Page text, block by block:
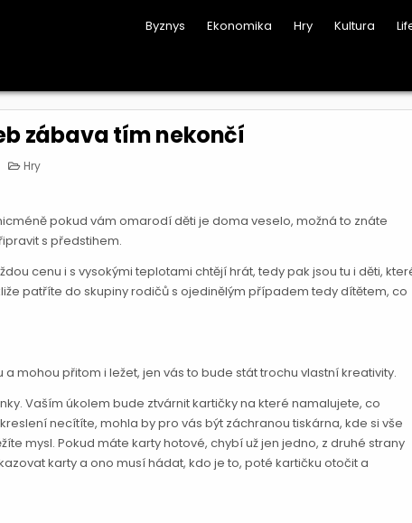
Byznys Ekonomika Hry Kultura
zábava tím nekončí
Posted
Hry
pokud vám omarodí děti je doma veselo, možná to znáte
s předstihem.
cenu i s vysokými teplotami chtějí hrát, tedy pak jsou tu i děti,
patříte do skupiny rodičů s ojedinělým případem tedy dítětem, co
mohou přitom i ležet, jen vás to bude stát trochu vlastní kreativity.
Vaším úkolem bude ztvárnit kartičky na které namalujete, co
necítíte, mohla by pro vás být záchranou tiskárna, kde si vše
mysl. Pokud máte karty hotové, chybí už jen jedno, z druhé strany
karty a ono musí hádat, kdo je to, poté kartičku otočit a